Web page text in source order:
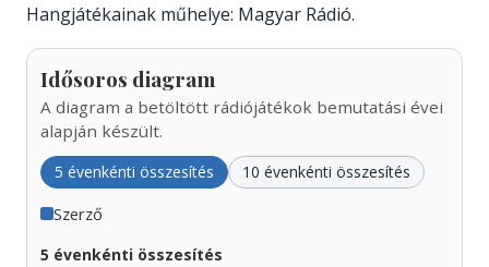
Hangjátékainak műhelye: Magyar Rádió.
Idősoros diagram
A diagram a betöltött rádiójátékok bemutatási évei
alapján készült.
5 évenkénti összesítés 10 évenkénti összesítés
Szerző
5 évenkénti összesítés